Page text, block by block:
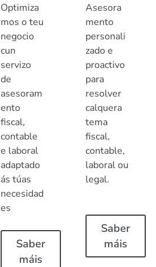
Optimiza
mos o teu
negocio
cun
servizo
de
asesoram
ento
fiscal,
contable
e laboral
adaptado
ás túas
necesidad
es
Saber
máis
Asesora
mento
personali
zado e
proactivo
para
resolver
calquera
tema
fiscal,
contable,
laboral ou
legal.
Saber
máis